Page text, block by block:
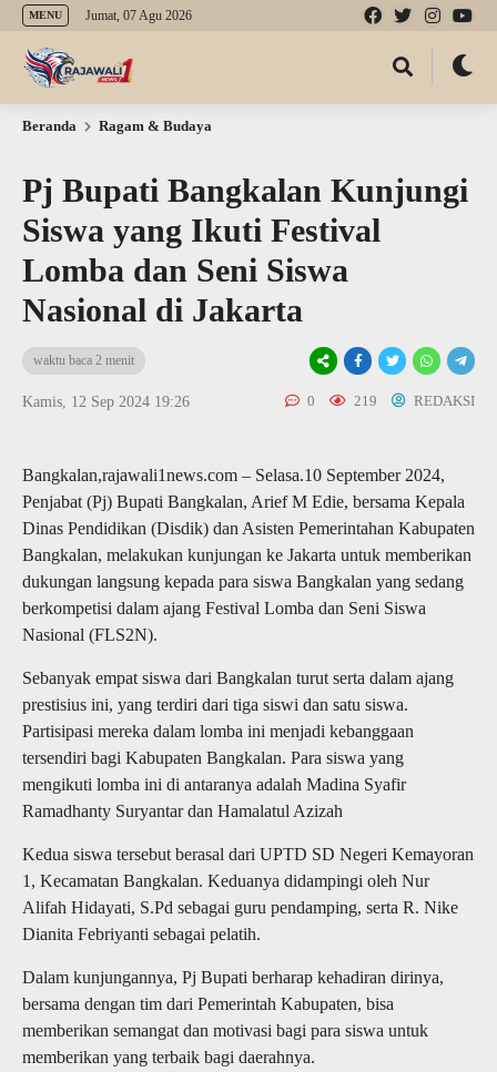
MENU Jumat, 07 Agu 2026
Beranda Ragam & Budaya
Pj Bupati Bangkalan Kunjungi
Siswa yang Ikuti Festival
Lomba dan Seni Siswa
Nasional di Jakarta
waktu baca 2 menit
Kamis, 12 Sep 2024 19:26 0 219 REDAKSI
Bangkalan,rajawali1news.com – Selasa.10 September 2024,
Penjabat (Pj) Bupati Bangkalan, Arief M Edie, bersama Kepala
Dinas Pendidikan (Disdik) dan Asisten Pemerintahan Kabupaten
Bangkalan, melakukan kunjungan ke Jakarta untuk memberikan
dukungan langsung kepada para siswa Bangkalan yang sedang
berkompetisi dalam ajang Festival Lomba dan Seni Siswa
Nasional (FLS2N).
Sebanyak empat siswa dari Bangkalan turut serta dalam ajang
prestisius ini, yang terdiri dari tiga siswi dan satu siswa.
Partisipasi mereka dalam lomba ini menjadi kebanggaan
tersendiri bagi Kabupaten Bangkalan. Para siswa yang
mengikuti lomba ini di antaranya adalah Madina Syafir
Ramadhanty Suryantar dan Hamalatul Azizah
Kedua siswa tersebut berasal dari UPTD SD Negeri Kemayoran
1, Kecamatan Bangkalan. Keduanya didampingi oleh Nur
Alifah Hidayati, S.Pd sebagai guru pendamping, serta R. Nike
Dianita Febriyanti sebagai pelatih.
Dalam kunjungannya, Pj Bupati berharap kehadiran dirinya,
bersama dengan tim dari Pemerintah Kabupaten, bisa
memberikan semangat dan motivasi bagi para siswa untuk
memberikan yang terbaik bagi daerahnya.